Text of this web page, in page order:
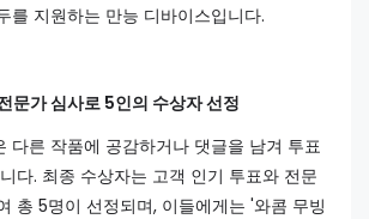
를 지원하는 만능 디바이스입니다.
문가 심사로 5인의 수상자 선정
다른 작품에 공감하거나 댓글을 남겨 투표
다. 최종 수상자는 고객 인기 투표와 전문
총 5명이 선정되며, 이들에게는 '와콤 무빙